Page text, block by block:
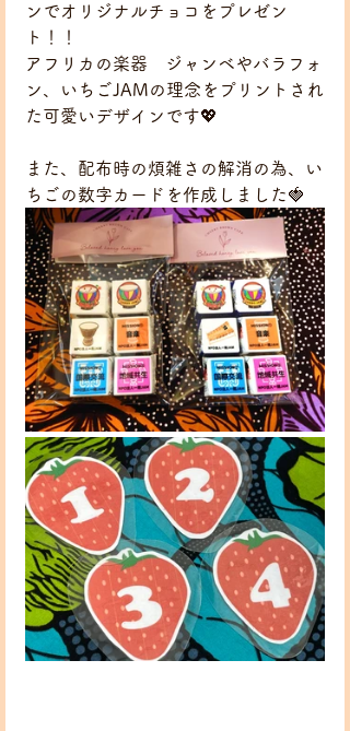
ンでオリジナルチョコをプレゼン
ト！！
アフリカの楽器　ジャンベやバラフォ
ン、いちごJAMの理念をプリントされ
た可愛いデザインです💖
また、配布時の煩雑さの解消の為、い
ちごの数字カードを作成しました🍓